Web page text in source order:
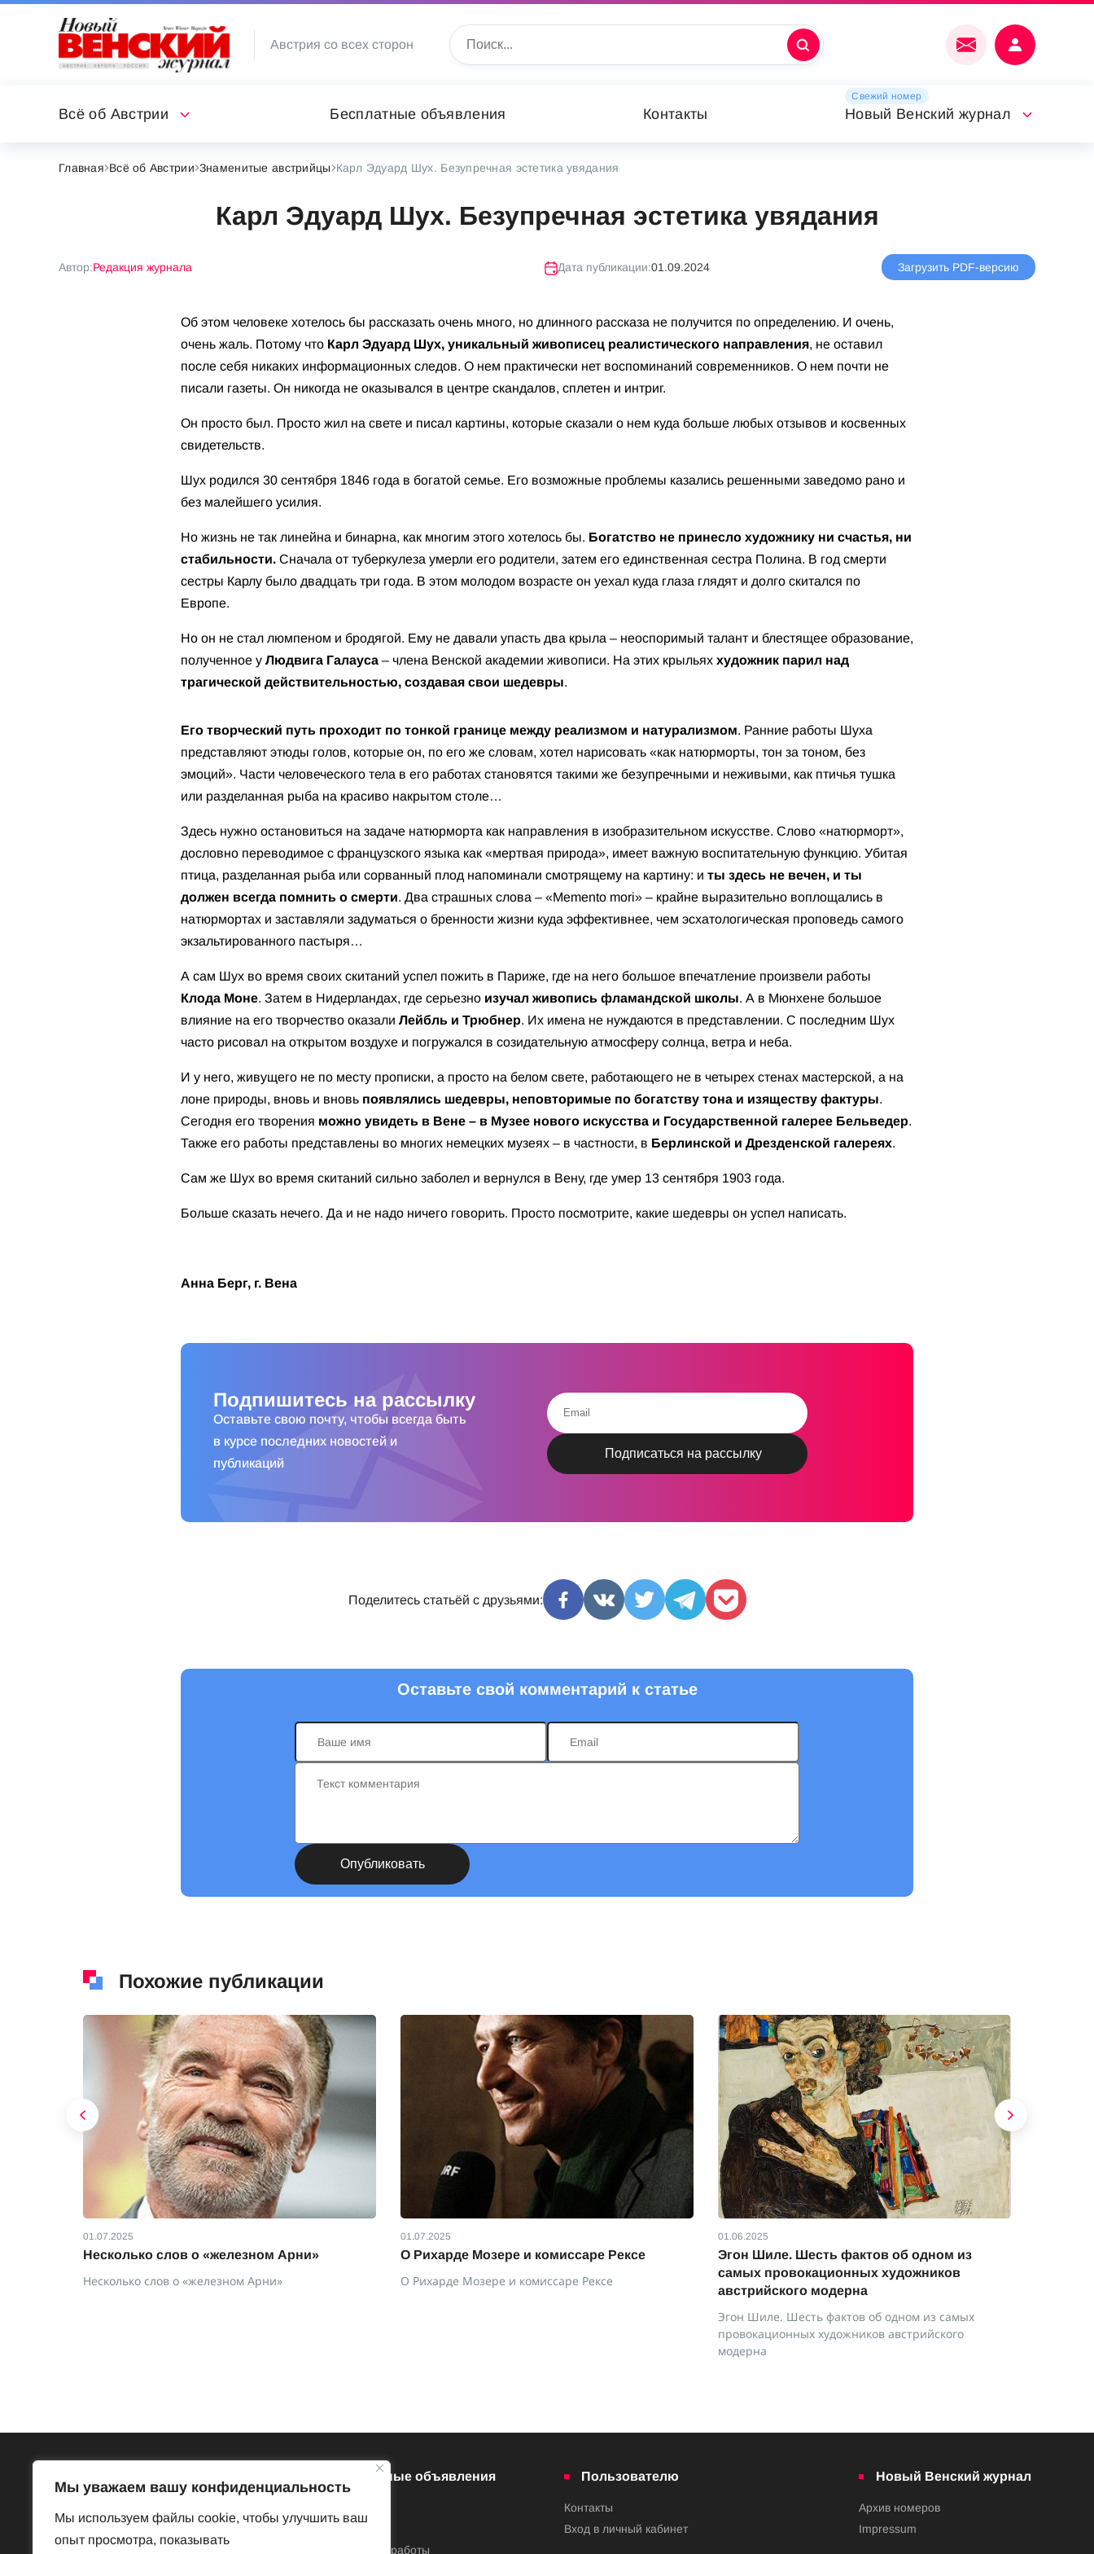
Мы уважаем вашу конфиденциальность
Мы используем файлы cookie, чтобы улучшить ваш
опыт просмотра, показывать
Австрия со всех сторон
Всё об Австрии Бесплатные объявления Контакты
Свежий номер
Новый Венский журнал
Главная Всё об Австрии Знаменитые австрийцы Карл Эдуард Шух. Безупречная эстетика увядания
Карл Эдуард Шух. Безупречная эстетика увядания
Автор:Редакция журнала Дата публикации:01.09.2024 Загрузить PDF-версию
Об этом человеке хотелось бы рассказать очень много, но длинного рассказа не получится по определению. И очень,
очень жаль. Потому что Карл Эдуард Шух, уникальный живописец реалистического направления, не оставил
после себя никаких информационных следов. О нем практически нет воспоминаний современников. О нем почти не
писали газеты. Он никогда не оказывался в центре скандалов, сплетен и интриг.
Он просто был. Просто жил на свете и писал картины, которые сказали о нем куда больше любых отзывов и косвенных
свидетельств.
Шух родился 30 сентября 1846 года в богатой семье. Его возможные проблемы казались решенными заведомо рано и
без малейшего усилия.
Но жизнь не так линейна и бинарна, как многим этого хотелось бы. Богатство не принесло художнику ни счастья, ни
стабильности. Сначала от туберкулеза умерли его родители, затем его единственная сестра Полина. В год смерти
сестры Карлу было двадцать три года. В этом молодом возрасте он уехал куда глаза глядят и долго скитался по
Европе.
Но он не стал люмпеном и бродягой. Ему не давали упасть два крыла – неоспоримый талант и блестящее образование,
полученное у Людвига Галауса – члена Венской академии живописи. На этих крыльях художник парил над
трагической действительностью, создавая свои шедевры.
Его творческий путь проходит по тонкой границе между реализмом и натурализмом. Ранние работы Шуха
представляют этюды голов, которые он, по его же словам, хотел нарисовать «как натюрморты, тон за тоном, без
эмоций». Части человеческого тела в его работах становятся такими же безупречными и неживыми, как птичья тушка
или разделанная рыба на красиво накрытом столе…
Здесь нужно остановиться на задаче натюрморта как направления в изобразительном искусстве. Слово «натюрморт»,
дословно переводимое с французского языка как «мертвая природа», имеет важную воспитательную функцию. Убитая
птица, разделанная рыба или сорванный плод напоминали смотрящему на картину: и ты здесь не вечен, и ты
должен всегда помнить о смерти. Два страшных слова – «Memento mori» – крайне выразительно воплощались в
натюрмортах и заставляли задуматься о бренности жизни куда эффективнее, чем эсхатологическая проповедь самого
экзальтированного пастыря…
А сам Шух во время своих скитаний успел пожить в Париже, где на него большое впечатление произвели работы
Клода Моне. Затем в Нидерландах, где серьезно изучал живопись фламандской школы. А в Мюнхене большое
влияние на его творчество оказали Лейбль и Трюбнер. Их имена не нуждаются в представлении. С последним Шух
часто рисовал на открытом воздухе и погружался в созидательную атмосферу солнца, ветра и неба.
И у него, живущего не по месту прописки, а просто на белом свете, работающего не в четырех стенах мастерской, а на
лоне природы, вновь и вновь появлялись шедевры, неповторимые по богатству тона и изяществу фактуры.
Сегодня его творения можно увидеть в Вене – в Музее нового искусства и Государственной галерее Бельведер.
Также его работы представлены во многих немецких музеях – в частности, в Берлинской и Дрезденской галереях.
Сам же Шух во время скитаний сильно заболел и вернулся в Вену, где умер 13 сентября 1903 года.
Больше сказать нечего. Да и не надо ничего говорить. Просто посмотрите, какие шедевры он успел написать.
Анна Берг, г. Вена
Подпишитесь на рассылку
Оставьте свою почту, чтобы всегда быть
в курсе последних новостей и
публикаций
Поделитесь статьёй с друзьями:
Оставьте свой комментарий к статье
Похожие публикации
01.07.2025
Несколько слов о «железном Арни»
Несколько слов о «железном Арни»
01.07.2025
О Рихарде Мозере и комиссаре Рексе
О Рихарде Мозере и комиссаре Рексе
01.06.2025
Эгон Шиле. Шесть фактов об одном из
самых провокационных художников
австрийского модерна
Эгон Шиле. Шесть фактов об одном из самых
провокационных художников австрийского
модерна
Законы и порядки
Нравы и обычаи
Бесплатные объявления
Предложения работы
Пользователю
Контакты
Вход в личный кабинет
Новый Венский журнал
Архив номеров
Impressum